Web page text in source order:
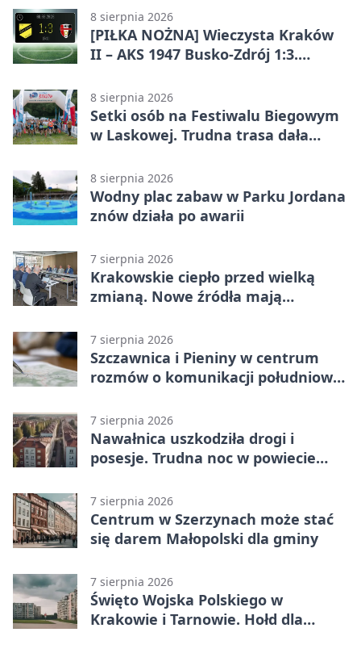
odwróciła losy meczu
8 sierpnia 2026
[PIŁKA NOŻNA] Wieczysta Kraków
II – AKS 1947 Busko-Zdrój 1:3.
Liga Grupa 4 (Grupa IV)
8 sierpnia 2026
Setki osób na Festiwalu Biegowym
w Laskowej. Trudna trasa dała
8 sierpnia 2026
Wodny plac zabaw w Parku Jordana
znów działa po awarii
7 sierpnia 2026
Krakowskie ciepło przed wielką
zmianą. Nowe źródła mają
7 sierpnia 2026
Szczawnica i Pieniny w centrum
rozmów o komunikacji południowej
7 sierpnia 2026
Nawałnica uszkodziła drogi i
posesje. Trudna noc w powiecie
7 sierpnia 2026
Centrum w Szerzynach może stać
się darem Małopolski dla gminy
7 sierpnia 2026
Święto Wojska Polskiego w
Krakowie i Tarnowie. Hołd dla